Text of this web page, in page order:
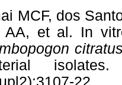
MCF, dos
AA, et al. In